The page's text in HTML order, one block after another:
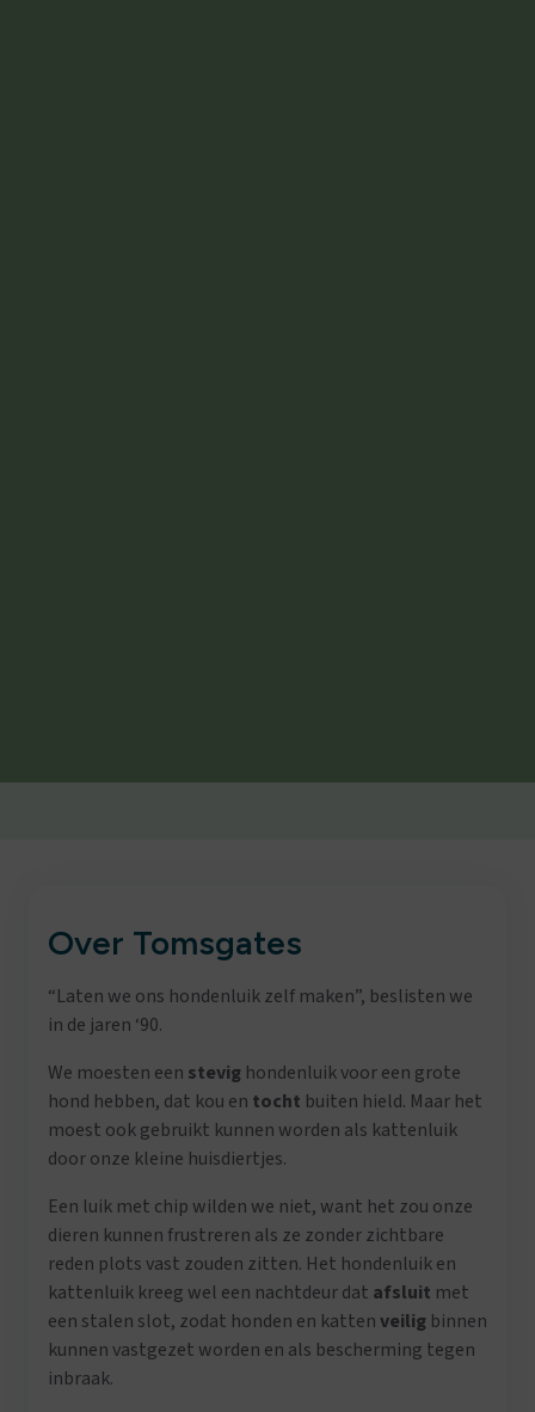
Over Tomsgates
“Laten we ons hondenluik zelf maken”, beslisten we
in de jaren ‘90.
We moesten een stevig hondenluik voor een grote
hond hebben, dat kou en tocht buiten hield. Maar het
moest ook gebruikt kunnen worden als kattenluik
door onze kleine huisdiertjes.
Een luik met chip wilden we niet, want het zou onze
dieren kunnen frustreren als ze zonder zichtbare
reden plots vast zouden zitten. Het hondenluik en
kattenluik kreeg wel een nachtdeur dat afsluit met
een stalen slot, zodat honden en kattenveilig binnen
kunnen vastgezet worden en als bescherming tegen
inbraak.